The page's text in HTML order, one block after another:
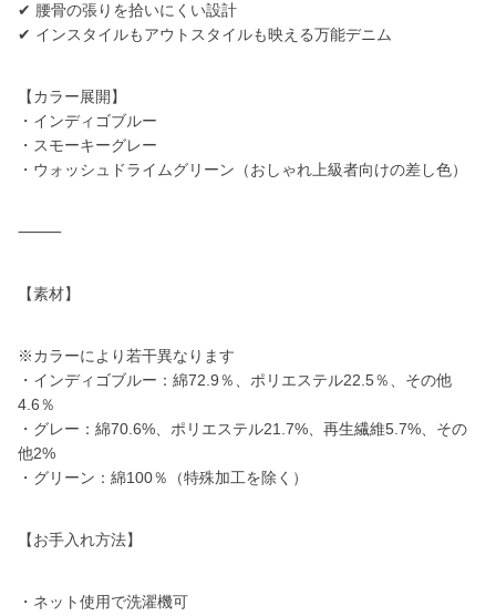
✔ 腰骨の張りを拾いにくい設計
✔ インスタイルもアウトスタイルも映える万能デニム
【カラー展開】
・インディゴブルー
・スモーキーグレー
・ウォッシュドライムグリーン（おしゃれ上級者向けの差し色）
⸻
【素材】
※カラーにより若干異なります
・インディゴブルー：綿72.9％、ポリエステル22.5％、その他
4.6％
・グレー：綿70.6%、ポリエステル21.7%、再生繊維5.7%、その
他2%
・グリーン：綿100％（特殊加工を除く）
【お手入れ方法】
・ネット使用で洗濯機可